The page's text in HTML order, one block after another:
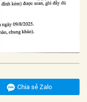
Chia sẻ Zalo